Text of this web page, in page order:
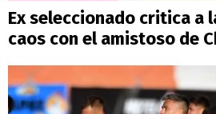
Ex seleccionado critica a
caos con el amistoso de